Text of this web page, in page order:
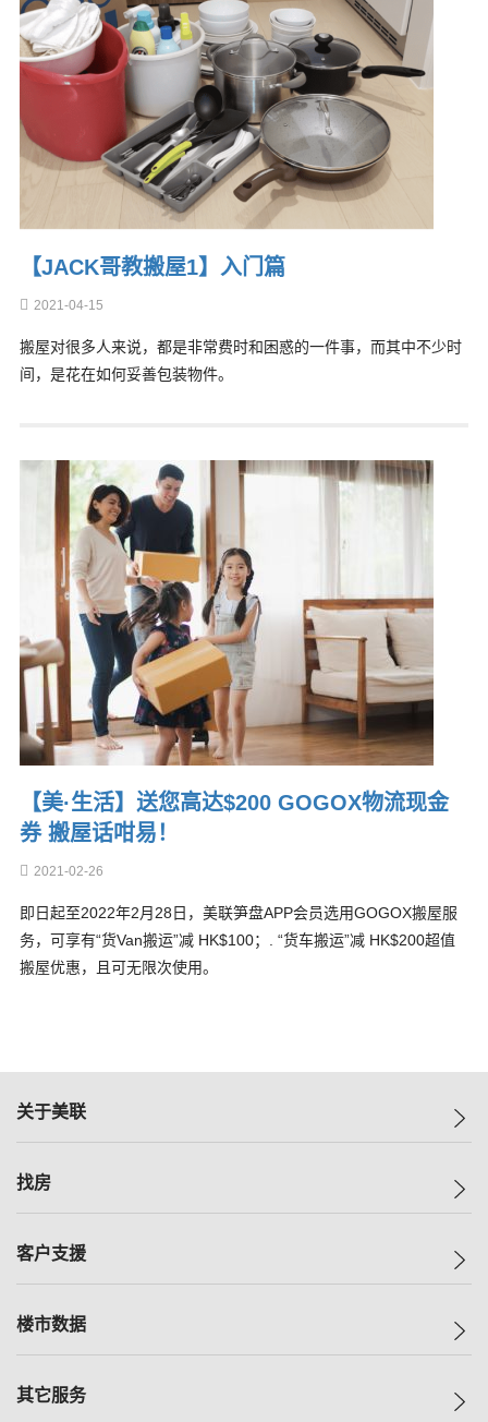
【JACK哥教搬屋1】入门篇
2021-04-15
搬屋对很多人来说，都是非常费时和困惑的一件事，而其中不少时
间，是花在如何妥善包装物件。
【美·生活】送您高达$200 GOGOX物流现金
券 搬屋话咁易！
2021-02-26
即日起至2022年2月28日，美联笋盘APP会员选用GOGOX搬屋服
务，可享有“货Van搬运”减 HK$100；. “货车搬运”减 HK$200超值
搬屋优惠，且可无限次使用。
关于美联
美联集团
人才招募
找房
一手新房
减价
美联豪宅
客户支援
自助放盘
查询热线
楼市数据
指数
其它服务